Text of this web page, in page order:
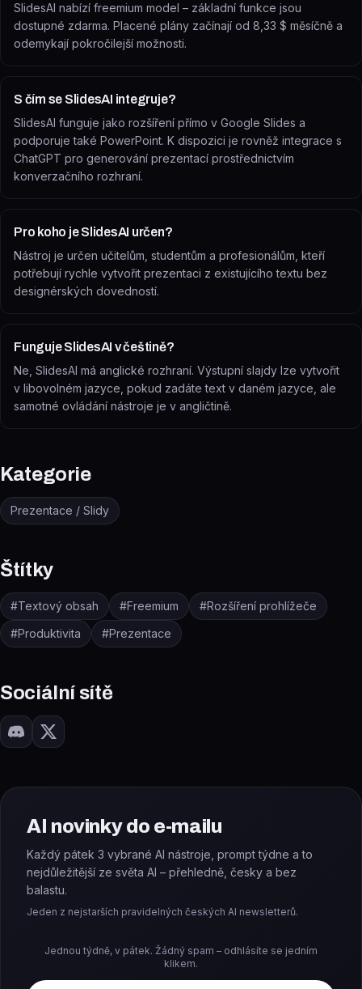
SlidesAI nabízí freemium model – základní funkce jsou
dostupné zdarma. Placené plány začínají od 8,33 $ měsíčně a
odemykají pokročilejší možnosti.
S čím se SlidesAI integruje?
SlidesAI funguje jako rozšíření přímo v Google Slides a
podporuje také PowerPoint. K dispozici je rovněž integrace s
ChatGPT pro generování prezentací prostřednictvím
konverzačního rozhraní.
Pro koho je SlidesAI určen?
Nástroj je určen učitelům, studentům a profesionálům, kteří
potřebují rychle vytvořit prezentaci z existujícího textu bez
designérských dovedností.
Funguje SlidesAI v češtině?
Ne, SlidesAI má anglické rozhraní. Výstupní slajdy lze vytvořit
v libovolném jazyce, pokud zadáte text v daném jazyce, ale
samotné ovládání nástroje je v angličtině.
Kategorie
Prezentace / Slidy
Štítky
#Textový obsah #Freemium #Rozšíření prohlížeče
#Produktivita #Prezentace
Sociální sítě
AI novinky do e-mailu
Každý pátek 3 vybrané AI nástroje, prompt týdne a to
nejdůležitější ze světa AI – přehledně, česky a bez
balastu.
Jeden z nejstarších pravidelných českých AI newsletterů.
Jednou týdně, v pátek. Žádný spam – odhlásíte se jedním
klikem.